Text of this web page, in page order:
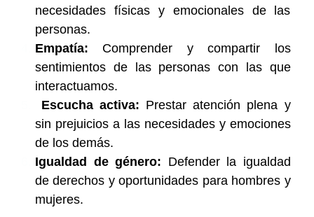
necesidades físicas y emocionales de las
personas.
Empatía: Comprender y compartir los
sentimientos de las personas con las que
interactuamos.
Escucha activa: Prestar atención plena y
sin prejuicios a las necesidades y emociones
de los demás.
Igualdad de género: Defender la igualdad
de derechos y oportunidades para hombres y
mujeres.